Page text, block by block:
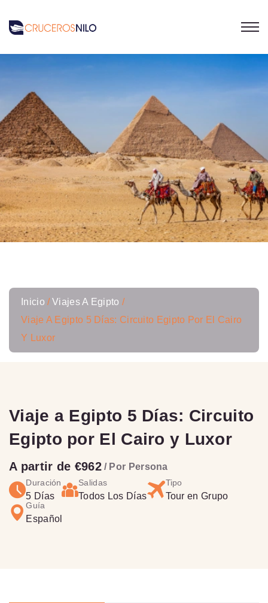
Inicio
Viajes A Egipto
Viaje A Egipto 5 Días: Circuito Egipto Por El Cairo
Y Luxor
Viaje a Egipto 5 Días: Circuito
Egipto por El Cairo y Luxor
A partir de €962 / Por Persona
Duración
5 Días
Salidas
Todos Los Días
Tipo
Tour en Grupo
Guía
Español